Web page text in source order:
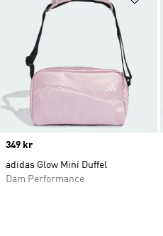
Price
349 kr
adidas Glow Mini Duffel
Dam Performance